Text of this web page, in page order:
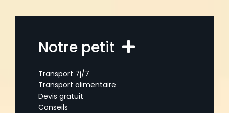
Notre petit
Transport 7j/7
Transport alimentaire
Devis gratuit
Conseils